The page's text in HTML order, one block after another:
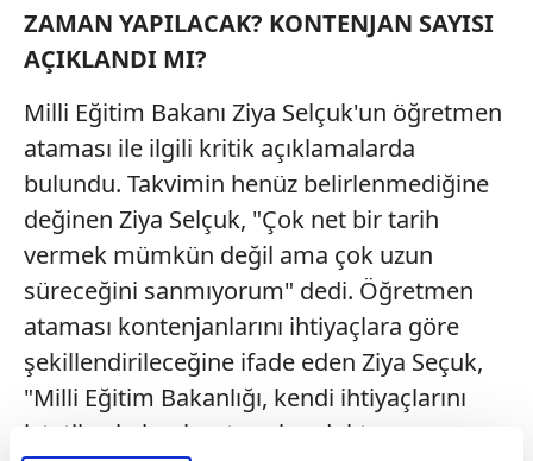
ZAMAN YAPILACAK? KONTENJAN SAYISI
AÇIKLANDI MI?
Milli Eğitim Bakanı Ziya Selçuk'un öğretmen
ataması ile ilgili kritik açıklamalarda
bulundu. Takvimin henüz belirlenmediğine
değinen Ziya Selçuk, "Çok net bir tarih
vermek mümkün değil ama çok uzun
süreceğini sanmıyorum" dedi. Öğretmen
ataması kontenjanlarını ihtiyaçlara göre
şekillendirileceğine ifade eden Ziya Seçuk,
"Milli Eğitim Bakanlığı, kendi ihtiyaçlarını
istatiksel olarak ortaya koyduktan sonra